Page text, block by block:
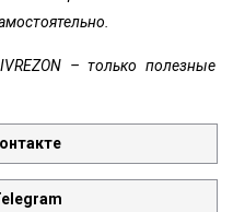
– только полезные